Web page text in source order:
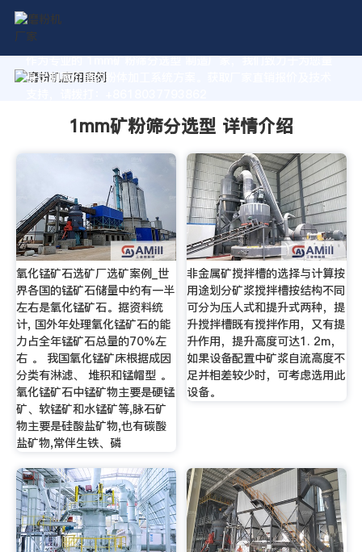
作为专业的 1mm矿粉筛分选型 制造厂家，我们致力于为您量
身定制高价值的粉体加工系统方案。获取厂家直销报价及技术
1mm矿粉筛分选型 详情介绍
氧化锰矿石选矿厂选矿案例_世
界各国的锰矿石储量中约有一半
左右是氧化锰矿石。据资料统
计, 国外年处理氧化锰矿石的能
力占全年锰矿石总量的70%左
右 。 我国氧化锰矿床根据成因
分类有淋滤、 堆积和锰帽型 。
氧化锰矿石中锰矿物主要是硬锰
矿、软锰矿和水锰矿等,脉石矿
物主要是硅酸盐矿物,也有碳酸
盐矿物,常伴生铁、磷
非金属矿搅拌槽的选择与计算按
用途划分矿浆搅拌槽按结构不同
可分为压人式和提升式两种，提
升搅拌槽既有搅拌作用，又有提
升作用，提升高度可达1. 2m，
如果设备配置中矿浆自流高度不
足并相差较少时，可考虑选用此
设备。